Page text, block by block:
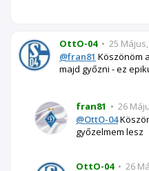
OttO-04 • 25
@fran81 Köszönöm
majd győzni - ez
fran81 • 26
@OttO-04
győzelmem lesz
OttO-04 • 26